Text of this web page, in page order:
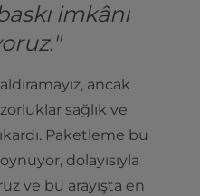
imkânı
ancak
sağlık ve
Paketleme bu
dolayısıyla
ve bu arayışta en